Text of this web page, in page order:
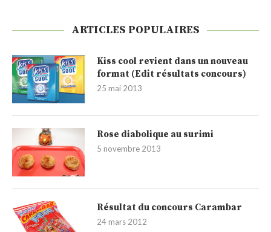
ARTICLES POPULAIRES
Kiss cool revient dans un nouveau
format (Edit résultats concours)
25 mai 2013
Rose diabolique au surimi
5 novembre 2013
Résultat du concours Carambar
24 mars 2012